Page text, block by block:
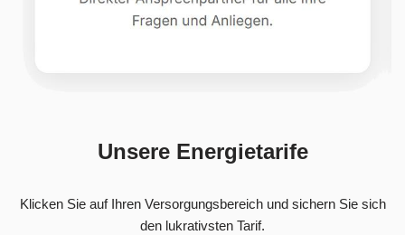
Unsere Energietarife
Klicken Sie auf Ihren Versorgungsbereich und sichern Sie sich
den lukrativsten Tarif.